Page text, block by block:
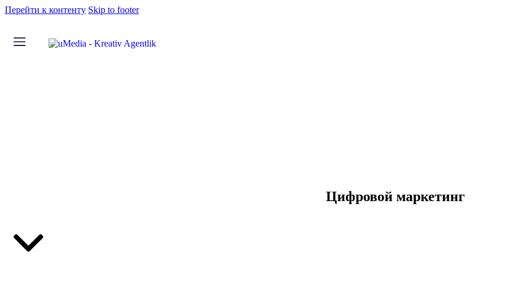
Перейти к контенту Skip to footer
Цифровой маркетинг